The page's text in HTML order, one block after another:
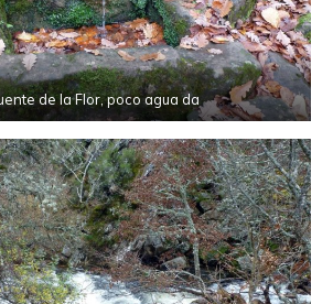
de la Flor, poco agua da